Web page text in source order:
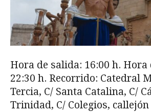
Hora de salida: 16:00 h. Hora
22:30 h. Recorrido: Catedral
Tercia, C/ Santa Catalina, C/
Trinidad, C/ Colegios, callejón